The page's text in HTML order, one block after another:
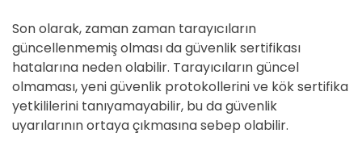
Son olarak, zaman zaman tarayıcıların
güncellenmemiş olması da güvenlik sertifikası
hatalarına neden olabilir. Tarayıcıların güncel
olmaması, yeni güvenlik protokollerini ve kök sertifika
yetkililerini tanıyamayabilir, bu da güvenlik
uyarılarının ortaya çıkmasına sebep olabilir.